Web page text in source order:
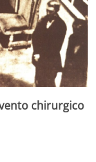
chirurgico